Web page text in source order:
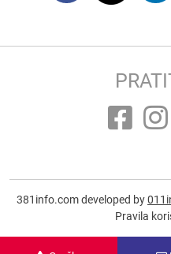
381info.com developed by
Pravila